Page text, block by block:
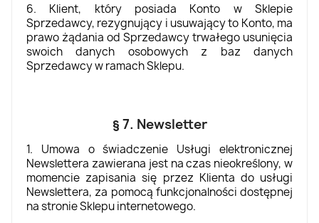
6. Klient, który posiada Konto w Sklepie
Sprzedawcy, rezygnujący i usuwający to Konto, ma
prawo żądania od Sprzedawcy trwałego usunięcia
swoich danych osobowych z baz danych
Sprzedawcy w ramach Sklepu.
§ 7. Newsletter
1. Umowa o świadczenie Usługi elektronicznej
Newslettera zawierana jest na czas nieokreślony, w
momencie zapisania się przez Klienta do usługi
Newslettera, za pomocą funkcjonalności dostępnej
na stronie Sklepu internetowego.